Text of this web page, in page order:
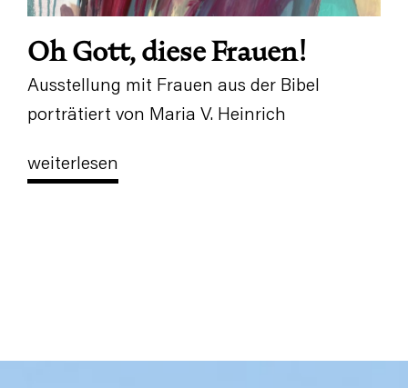
Oh Gott, diese Frauen!
Ausstellung mit Frauen aus der Bibel
porträtiert von Maria V. Heinrich
weiterlesen